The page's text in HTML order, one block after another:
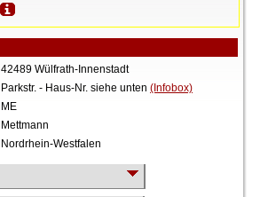
42489 Wülfrath-Innenstadt
Parkstr. - Haus-Nr. siehe unten (Infobox)
ME
Mettmann
Nordrhein-Westfalen